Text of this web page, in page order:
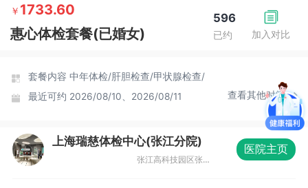
加入对比
596
已约
￥ 1733.60
惠心体检套餐(已婚女)
套餐内容 中年体检/肝胆检查/甲状腺检查/
最近可约 2026/08/10、2026/08/11 查看其他时间
上海瑞慈体检中心(张江分院)
张江高科技园区张东路1388号15号楼
医院主页